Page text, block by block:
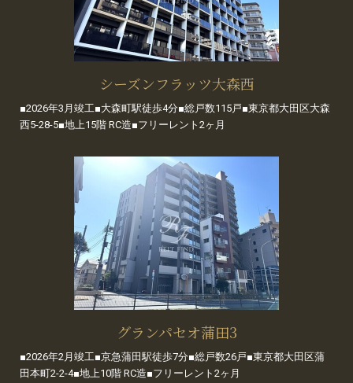
シーズンフラッツ大森西
■2026年3月竣工■大森町駅徒歩4分■総戸数115戸■東京都大田区大森
西5-28-5■地上15階 RC造■フリーレント2ヶ月
グランパセオ蒲田3
■2026年2月竣工■京急蒲田駅徒歩7分■総戸数26戸■東京都大田区蒲
田本町2-2-4■地上10階 RC造■フリーレント2ヶ月